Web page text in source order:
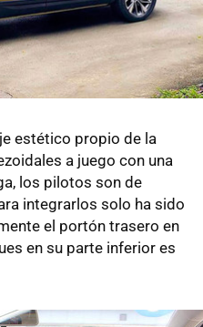
estético propio de la
a juego con una
los pilotos son de
integrarlos solo ha sido
el portón trasero en
en su parte inferior es